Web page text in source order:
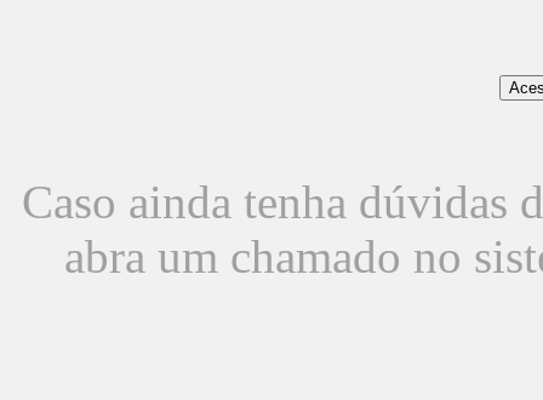
Caso ainda tenha dúvidas
abra um chamado no